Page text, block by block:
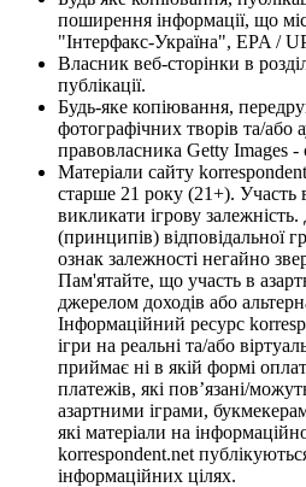
поширення інформації, що
"Інтерфакс-Україна", EPA /
Власник веб-сторінки в
публікації.
Будь-яке копіювання,
фотографічних творів та/або
правовласника Getty Images -
Матеріали сайту
старше 21 року (21+). Участь
викликати ігрову
(принципів) відповідальної
ознак залежності негайно
Пам'ятайте, що участь в
джерелом доходів або
Інформаційний ресурс
ігри на реальні та/або
приймає ні в якій формі
платежів, які пов’язані/
азартними іграми,
які матеріали на
korrespondent.net
інформаційних цілях.